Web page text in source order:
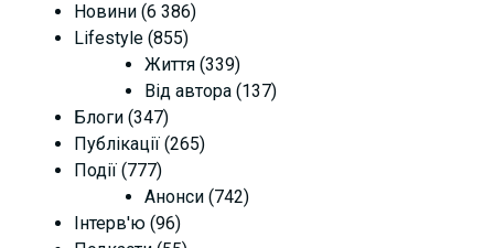
Новини (6 386)
Lifestyle (855)
Життя (339)
Від автора (137)
Блоги (347)
Публікації (265)
Події (777)
Анонси (742)
Інтерв'ю (96)